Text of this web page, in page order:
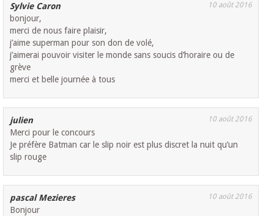
Sylvie Caron 10 août 2016
bonjour,
merci de nous faire plaisir,
j’aime superman pour son don de volé,
j’aimerai pouvoir visiter le monde sans soucis d’horaire ou de
grève
merci et belle journée à tous
julien 10 août 2016
Merci pour le concours
Je préfère Batman car le slip noir est plus discret la nuit qu’un
slip rouge
pascal Mezieres 10 août 2016
Bonjour